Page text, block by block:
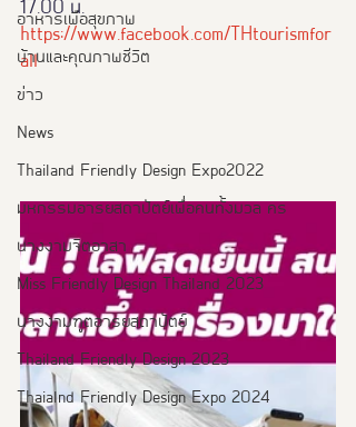
อาหารเพือสุขภาพ
บ้านและคุณภาพชีวิต
ข่าว
News
Thailand Friendly Design Expo2022
มหกรรมอารยสถาปัตย์เพื่อคนทั้งมวล คร
นางงามจิตอาสา
Miss Friendly Design Thailand 2023
นางงามฑูตอารยสถาปัตย์
Thailand Friendly Design 2023
Thaialnd Friendly Design Expo 2024
17.00 น.
https://www.facebook.com/THtourismfor
all